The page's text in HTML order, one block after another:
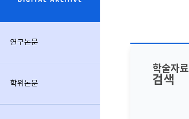
연구논문
학위논문
학술자료
검색